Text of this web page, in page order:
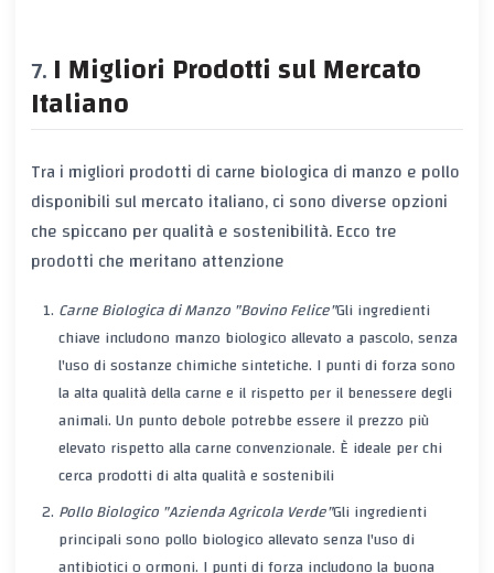
I Migliori Prodotti sul Mercato
Italiano
Tra i migliori prodotti di carne biologica di manzo e pollo
disponibili sul mercato italiano, ci sono diverse opzioni
che spiccano per qualità e sostenibilità. Ecco tre
prodotti che meritano attenzione
Carne Biologica di Manzo "Bovino Felice"Gli ingredienti
chiave includono manzo biologico allevato a pascolo, senza
l'uso di sostanze chimiche sintetiche. I punti di forza sono
la alta qualità della carne e il rispetto per il benessere degli
animali. Un punto debole potrebbe essere il prezzo più
elevato rispetto alla carne convenzionale. È ideale per chi
cerca prodotti di alta qualità e sostenibili
Pollo Biologico "Azienda Agricola Verde"Gli ingredienti
principali sono pollo biologico allevato senza l'uso di